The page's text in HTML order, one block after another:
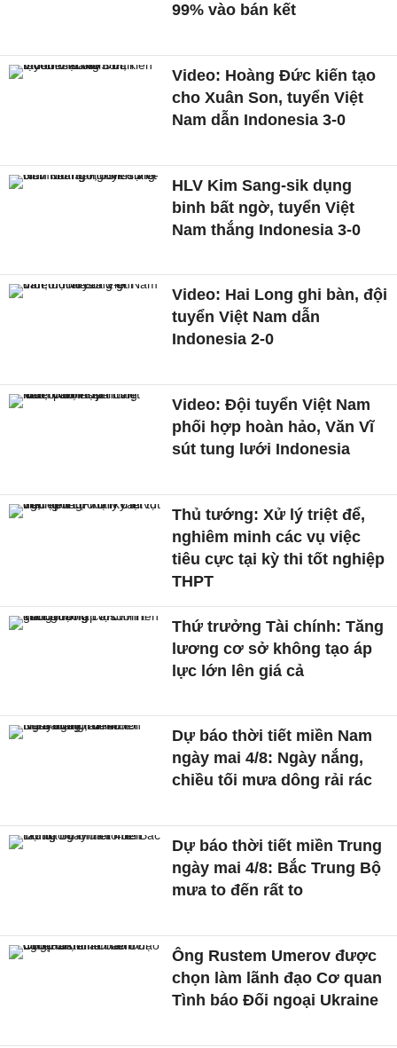
99% vào bán kết
Video: Hoàng Đức kiến tạo
cho Xuân Son, tuyển Việt
Nam dẫn Indonesia 3-0
HLV Kim Sang-sik dụng
binh bất ngờ, tuyển Việt
Nam thắng Indonesia 3-0
Video: Hai Long ghi bàn, đội
tuyển Việt Nam dẫn
Indonesia 2-0
Video: Đội tuyển Việt Nam
phối hợp hoàn hảo, Văn Vĩ
sút tung lưới Indonesia
Thủ tướng: Xử lý triệt để,
nghiêm minh các vụ việc
tiêu cực tại kỳ thi tốt nghiệp
THPT
Thứ trưởng Tài chính: Tăng
lương cơ sở không tạo áp
lực lớn lên giá cả
Dự báo thời tiết miền Nam
ngày mai 4/8: Ngày nắng,
chiều tối mưa dông rải rác
Dự báo thời tiết miền Trung
ngày mai 4/8: Bắc Trung Bộ
mưa to đến rất to
Ông Rustem Umerov được
chọn làm lãnh đạo Cơ quan
Tình báo Đối ngoại Ukraine